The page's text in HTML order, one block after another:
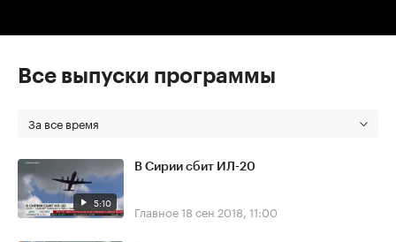
Все выпуски программы
За все время
5:10
В Сирии сбит ИЛ-20
Главное18 сен 2018, 11:00